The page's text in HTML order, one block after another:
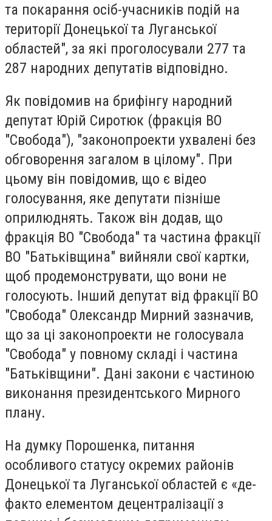
та покарання осіб-учасників подій на
території Донецької та Луганської
областей", за які проголосували 277 та
287 народних депутатів відповідно.
Як повідомив на брифінгу народний
депутат Юрій Сиротюк (фракція ВО
"Свобода"), "законопроекти ухвалені без
обговорення загалом в цілому". При
цьому він повідомив, що є відео
голосування, яке депутати пізніше
оприлюднять. Також він додав, що
фракція ВО "Свобода" та частина фракції
ВО "Батьківщина" вийняли свої картки,
щоб продемонструвати, що вони не
голосують. Інший депутат від фракції ВО
"Свобода" Олександр Мирний зазначив,
що за ці законопроекти не голосувала
"Свобода" у повному складі і частина
"Батьківщини". Дані закони є частиною
виконання президентського Мирного
плану.
На думку Порошенка, питання
особливого статусу окремих районів
Донецької та Луганської областей є «де-
факто елементом децентралізації з